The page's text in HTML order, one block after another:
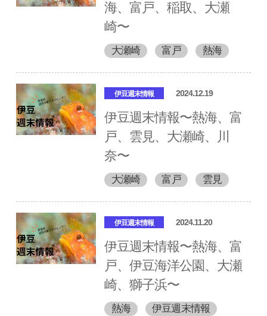
海、富戸、稲取、大瀬
崎〜
大瀬崎 富戸 熱海
伊豆週末情報 2024.12.19
伊豆週末情報〜熱海、富
戸、雲見、大瀬崎、川
奈〜
大瀬崎 富戸 雲見
伊豆週末情報 2024.11.20
伊豆週末情報〜熱海、富
戸、伊豆海洋公園、大瀬
崎、獅子浜〜
熱海
伊豆週末情報